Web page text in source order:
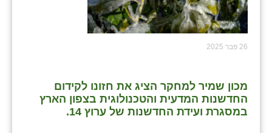
26 פבר 2025
מכון שמיר למחקר הציג את חזונו לקידום
החדשנות המדעית והטכנולוגית בצפון הארץ
במסגרת ועידת החדשנות של ערוץ 14.